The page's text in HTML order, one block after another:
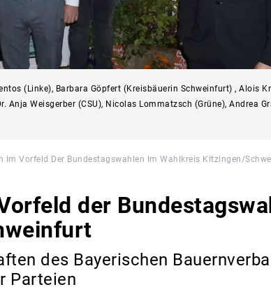
(Linke), Barbara Göpfert (Kreisbäuerin Schweinfurt) , Alois
Anja Weisgerber (CSU), Nicolas Lommatzsch (Grüne), Andrea
Im Vorfeld Der Bundestagswahlen Im Wahlkreis Kitzingen/
der
des Bayerischen
Parteien